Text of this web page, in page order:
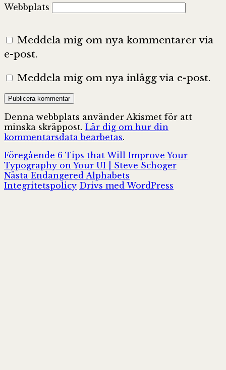
Webbplats
Meddela mig om nya kommentarer via
e-post.
Meddela mig om nya inlägg via e-post.
Denna webbplats använder Akismet för att
minska skräppost. Lär dig om hur din
kommentarsdata bearbetas.
Inläggsnavigering
Föregående Föregående
inlägg:
6 Tips that Will Improve Your
Typography on Your UI | Steve Schoger
Nästa Nästa
inlägg:
Endangered Alphabets
Integritetspolicy Drivs med WordPress